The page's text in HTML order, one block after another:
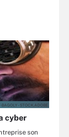
- STOCK.ADOBE.
cyber
son